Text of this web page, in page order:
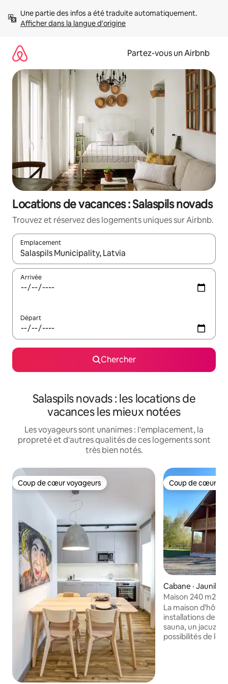
directement
Afficher dans la langue d'origine
Partez-vous un Airbnb
Locations de vacances : Salaspils novads
Trouvez et réservez des logements uniques sur Airbnb.
Emplacement
Quand les résultats sont affichés, parcourez-les en utilisant
Arrivée
Départ
Chercher
Salaspils novads : les locations de
vacances les mieux notées
Les voyageurs sont unanimes : l'emplacement, la
propreté et d'autres qualités de ces logements sont
très bien notés.
Coup de cœur voyageurs
Coup de cœur voyageurs Coup de cœur
Coup de cœur
Cabane ·
Maison 240 m2, 1
sauna, jacuzzi,
La maison
installations de
sauna, un jacuzzi,
possibilités de